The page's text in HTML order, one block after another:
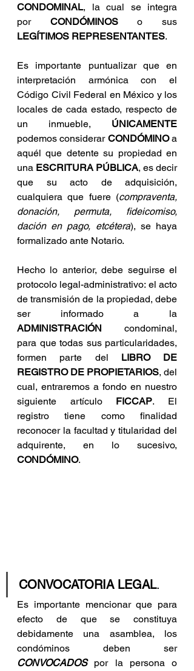
CONDOMINAL, la cual se integra
por CONDÓMINOS
LEGÍTIMOS REPRESENTANTES.
Es importante puntualizar que en
interpretación armónica con el
Código Civil Federal en México y los
locales de cada estado, respecto de
un inmueble, ÚNICAMENTE
podemos considerar CONDÓMINO a
aquél que detente su propiedad en
una ESCRITURA PÚBLICA, es decir
que su acto de adquisición,
cualquiera que fuere (compraventa,
donación, permuta, fideicomiso,
dación en pago, etcétera), se haya
formalizado ante Notario.
Hecho lo anterior, debe seguirse el
protocolo legal-administrativo: el acto
de transmisión de la propiedad, debe
ADMINISTRACIÓN condominal,
para que todas sus particularidades,
formen parte del LIBRO DE
REGISTRO DE PROPIETARIOS, del
cual, entraremos a fondo en nuestro
siguiente artículo FICCAP. El
registro tiene como finalidad
reconocer la facultad y titularidad del
CONDÓMINO.
CONVOCATORIA LEGAL.
Es importante mencionar que para
efecto de que se constituya
debidamente una asamblea, los
condóminos deben ser
CONVOCADOS por la persona o